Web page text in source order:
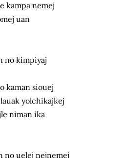
kampa nemej
uan
no kimpiyaj
kaman siouej
yolchikajkej
niman ika
no uelej nejnemej